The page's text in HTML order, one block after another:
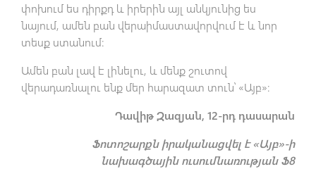
փոխում ես դիրքդ և իրերին այլ անկյունից ես
նայում, ամեն բան վերաիմաստավորվում է և նոր
տեսք ստանում։
Ամեն բան լավ է լինելու, և մենք շուտով
վերադառնալու ենք մեր հարազատ տուն՝ «Այբ»։
Դավիթ Զազյան, 12-րդ դասարան
Ֆոտոշարքն իրականացվել է «Այբ»-ի
նախագծային ուսումնառության Ֆ8